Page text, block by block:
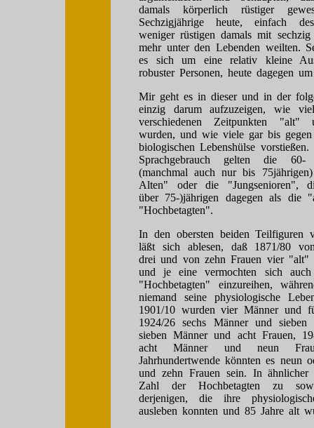
damals körperlich rüstiger
Sechzigjährige heute, einfach
weniger rüstigen damals mit
mehr unter den Lebenden weilten.
es sich um eine relativ kleine
robuster Personen, heute dagegen
Mir geht es in dieser und in der
einzig darum aufzuzeigen, wie
verschiedenen Zeitpunkten
wurden, und wie viele gar bis
biologischen Lebenshülse vorstießen.
Sprachgebrauch gelten die
(manchmal auch nur bis
Alten" oder die "Jungsenioren",
über 75-)jährigen dagegen als die
"Hochbetagten".
In den obersten beiden Teilfiguren
läßt sich ablesen, daß 1871/80
drei und von zehn Frauen vier "alt"
und je eine vermochten sich
"Hochbetagten" einzureihen,
niemand seine physiologische
1901/10 wurden vier Männer und
1924/26 sechs Männer und sieben
sieben Männer und acht Frauen,
acht Männer und neun
Jahrhundertwende könnten es neun
und zehn Frauen sein. In ähnlicher
Zahl der Hochbetagten zu
derjenigen, die ihre
ausleben konnten und 85 Jahre alt